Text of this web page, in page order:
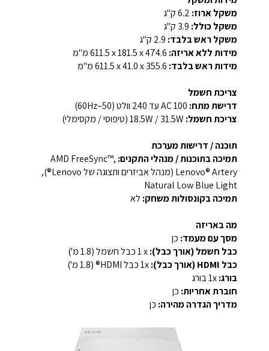
משקל ארוז:
משקל כולל:
משקל ראש בלבד:
מידות ללא אריזה:
מידות ראש בלבד:
צריכת חשמל
דרישת מתח:
צריכת חשמל:
תוכנה / דרישות מערכת
תמיכה בתוכנות / מנהלי התקנים: ‎AMD FreeSync™,
Lenovo® Artery (מנהל אביזרים ותצוגה של Lenovo®),
Natural Low Blue Light‎
תמיכה בקונסולות משחק: לא
מה באריזה
מסך עם מעמד: כן
כבל חשמל (אורך כבל):
כבל HDMI (אורך כבל):
בורג:
חוברת אחריות: כן
מדריך הגדרה מהירה: כן